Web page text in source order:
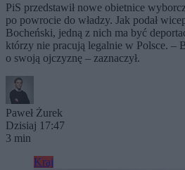
PiS przedstawił nowe obietnice
po powrocie do władzy. Jak podał
Bocheński, jedną z nich ma być
którzy nie pracują legalnie w Polsce. –
o swoją ojczyznę – zaznaczył.
Paweł Żurek
Dzisiaj 17:47
3 min
Kraj